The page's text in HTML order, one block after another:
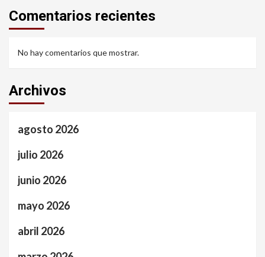
Comentarios recientes
No hay comentarios que mostrar.
Archivos
agosto 2026
julio 2026
junio 2026
mayo 2026
abril 2026